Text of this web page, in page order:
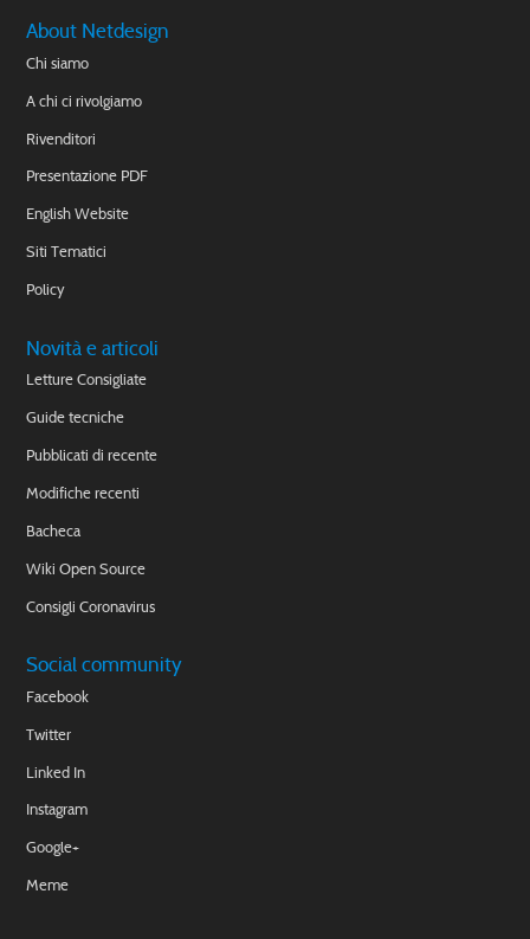
About Netdesign
Chi siamo
A chi ci rivolgiamo
Rivenditori
Presentazione PDF
English Website
Siti Tematici
Policy
Novità e articoli
Letture Consigliate
Guide tecniche
Pubblicati di recente
Modifiche recenti
Bacheca
Wiki Open Source
Consigli Coronavirus
Social community
Facebook
Twitter
Linked In
Instagram
Google+
Meme